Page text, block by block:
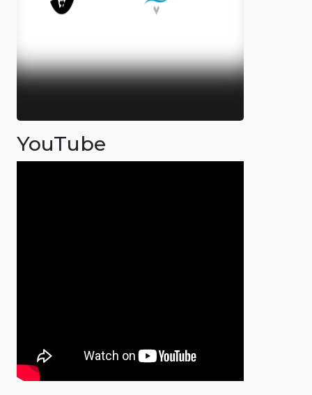
YouTube